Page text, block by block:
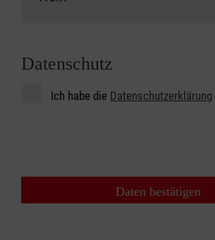
Datenschutz
Ich habe die Datenschutzerklärung
Daten bestätigen